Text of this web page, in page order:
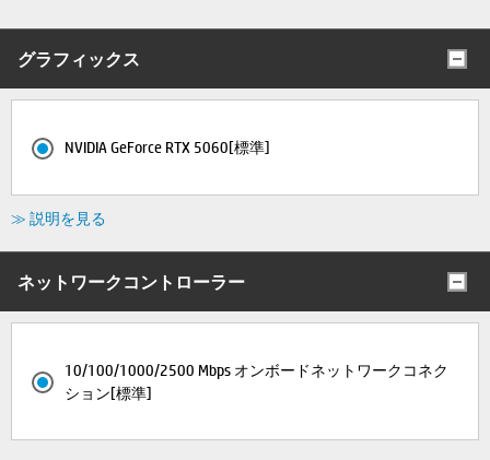
グラフィックス
NVIDIA GeForce RTX 5060[標準]
≫ 説明を見る
ネットワークコントローラー
10/100/1000/2500 Mbps オンボードネットワークコネク
ション[標準]